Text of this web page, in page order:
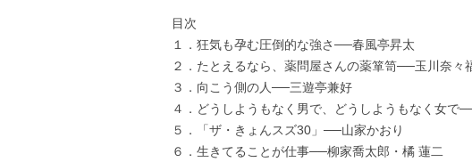
目次
１．狂気も孕む圧倒的な強さ──春風亭昇太
２．たとえるなら、薬問屋さんの薬箪笥──玉川奈
３．向こう側の人──三遊亭兼好
４．どうしようもなく男で、どうしようもなく女で
５．「ザ・きょんスズ30」──山家かおり
６．生きてることが仕事──柳家喬太郎・橘 蓮二